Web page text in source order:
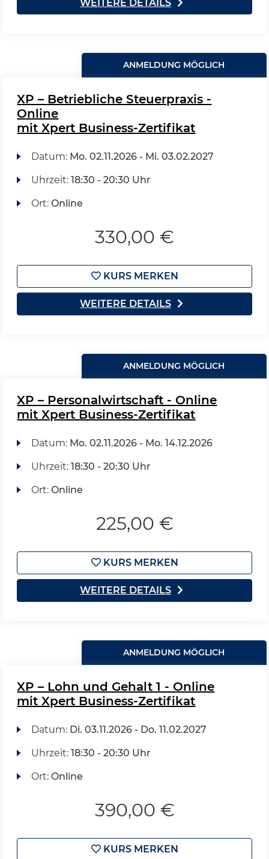
WEITERE DETAILS
ANMELDUNG MÖGLICH
XP – Betriebliche Steuerpraxis -
Online
mit Xpert Business-Zertifikat
Datum: Mo. 02.11.2026 - Mi. 03.02.2027
Uhrzeit: 18:30 - 20:30 Uhr
Ort: Online
330,00 €
KURS MERKEN
WEITERE DETAILS
ANMELDUNG MÖGLICH
XP – Personalwirtschaft - Online
mit Xpert Business-Zertifikat
Datum: Mo. 02.11.2026 - Mo. 14.12.2026
Uhrzeit: 18:30 - 20:30 Uhr
Ort: Online
225,00 €
KURS MERKEN
WEITERE DETAILS
ANMELDUNG MÖGLICH
XP – Lohn und Gehalt 1 - Online
mit Xpert Business-Zertifikat
Datum: Di. 03.11.2026 - Do. 11.02.2027
Uhrzeit: 18:30 - 20:30 Uhr
Ort: Online
390,00 €
KURS MERKEN